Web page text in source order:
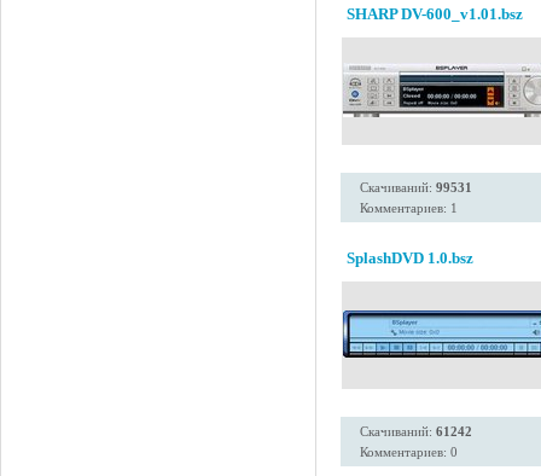
SHARP DV-600_v1.01.bsz
Скачиваний: 99531
Комментариев: 1
SplashDVD 1.0.bsz
Скачиваний: 61242
Комментариев: 0